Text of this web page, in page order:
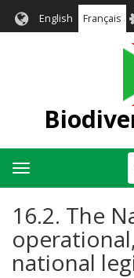
English Français
Toggle
navigation
16.2. The
national